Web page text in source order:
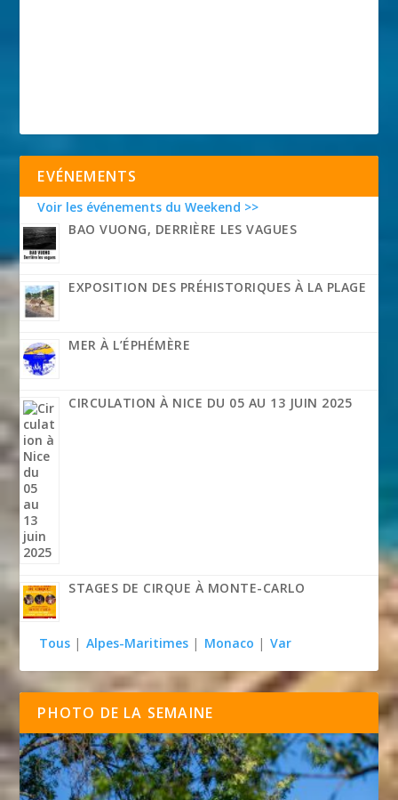
EVÉNEMENTS
Voir les événements du Weekend >>
BAO VUONG, DERRIÈRE LES VAGUES
EXPOSITION DES PRÉHISTORIQUES À LA PLAGE
MER À L’ÉPHÉMÈRE
CIRCULATION À NICE DU 05 AU 13 JUIN 2025
STAGES DE CIRQUE À MONTE-CARLO
Tous | Alpes-Maritimes | Monaco | Var
PHOTO DE LA SEMAINE